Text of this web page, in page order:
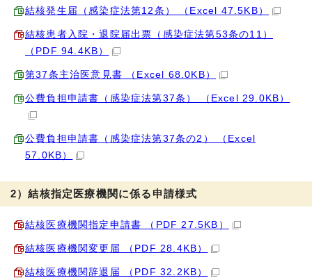
結核発生届（感染症法第12条） （Excel 47.5KB）
結核患者入院・退院届出票（感染症法第53条の11）
（PDF 94.4KB）
第37条主治医意見書 （Excel 68.0KB）
公費負担申請書（感染症法第37条） （Excel 29.0KB）
公費負担申請書（感染症法第37条の2） （Excel
57.0KB）
2）結核指定医療機関に係る申請様式
結核医療機関指定申請書 （PDF 27.5KB）
結核医療機関変更届 （PDF 28.4KB）
結核医療機関辞退届 （PDF 32.2KB）